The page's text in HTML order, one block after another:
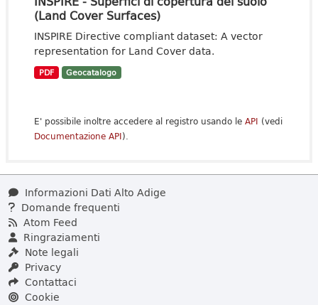
(Land Cover Surfaces)
INSPIRE Directive compliant dataset: A vector
representation for Land Cover data.
PDF Geocatalogo
E' possibile inoltre accedere al registro usando le API (vedi
Documentazione API).
Informazioni Dati Alto Adige
Domande frequenti
Atom Feed
Ringraziamenti
Note legali
Privacy
Contattaci
Cookie